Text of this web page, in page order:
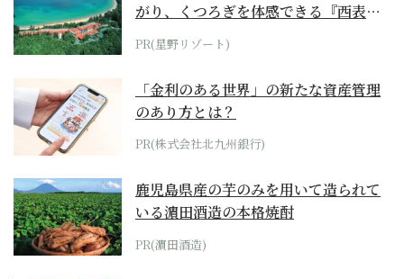
がり、くつろぎを体感できる『西表島
ホテル by...
PR(星野リゾート)
「金利のある世界」の新たな資産管理
のあり方とは？
PR(株式会社北九州銀行)
鹿児島県産の芋のみを用いて造られて
いる濵田酒造の本格焼酎
PR(濵田酒造)